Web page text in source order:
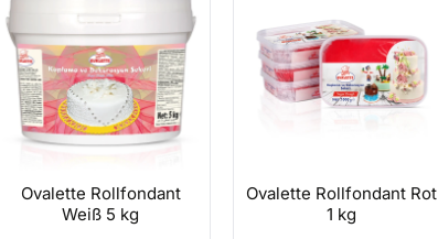
Ovalette Rollfondant
Weiß 5 kg
Ovalette Rollfondant Rot
1 kg